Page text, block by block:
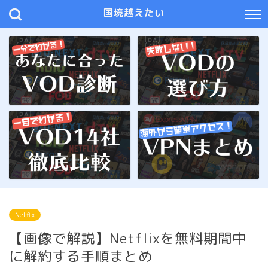
国境越えたい
Netflix
【画像で解説】Netflixを無料期間中
に解約する手順まとめ